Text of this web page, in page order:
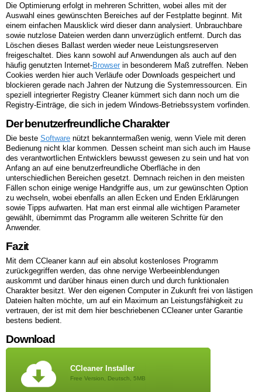
Die Optimierung erfolgt in mehreren Schritten, wobei alles mit der
Auswahl eines gewünschten Bereiches auf der Festplatte beginnt. Mit
einem einfachen Mausklick wird dieser dann analysiert. Unbrauchbare
sowie nutzlose Dateien werden dann unverzüglich entfernt. Durch das
Löschen dieses Ballast werden wieder neue Leistungsreserven
freigeschaltet. Dies kann sowohl auf Anwendungen als auch auf den
häufig genutzten Internet-Browser in besonderem Maß zutreffen. Neben
Cookies werden hier auch Verläufe oder Downloads gespeichert und
blockieren gerade nach Jahren der Nutzung die Systemressourcen. Ein
speziell integrierter Registry Cleaner kümmert sich dann noch um die
Registry-Einträge, die sich in jedem Windows-Betriebssystem vorfinden.
Der benutzerfreundliche Charakter
Die beste Software nützt bekanntermaßen wenig, wenn Viele mit deren
Bedienung nicht klar kommen. Dessen scheint man sich auch im Hause
des verantwortlichen Entwicklers bewusst gewesen zu sein und hat von
Anfang an auf eine benutzerfreundliche Oberfläche in den
unterschiedlichen Bereichen gesetzt. Demnach reichen in den meisten
Fällen schon einige wenige Handgriffe aus, um zur gewünschten Option
zu wechseln, wobei ebenfalls an allen Ecken und Enden Erklärungen
sowie Tipps aufwarten. Hat man erst einmal alle wichtigen Parameter
gewählt, übernimmt das Programm alle weiteren Schritte für den
Anwender.
Fazit
Mit dem CCleaner kann auf ein absolut kostenloses Programm
zurückgegriffen werden, das ohne nervige Werbeeinblendungen
auskommt und darüber hinaus einen durch und durch funktionalen
Charakter besitzt. Wer den eigenen Computer in Zukunft frei von lästigen
Dateien halten möchte, um auf ein Maximum an Leistungsfähigkeit zu
vertrauen, der ist mit dem hier beschriebenen CCleaner unter Garantie
bestens bedient.
Download
CCleaner Installer
Free Version, Deutsch, 5MB